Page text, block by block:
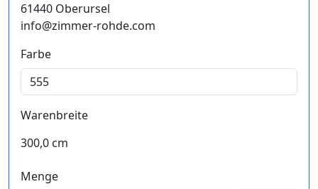
61440 Oberursel
info@zimmer-rohde.com
Farbe
Warenbreite
300,0 cm
Menge